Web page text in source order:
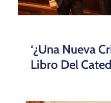
‘¿Una Nueva
Libro Del